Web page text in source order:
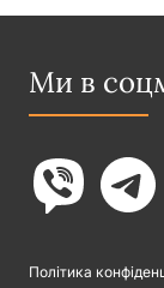
Ми в
Політика